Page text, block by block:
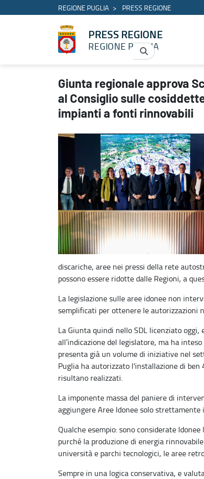
REGIONE PUGLIA PRESS REGIONE
PRESS REGIONE
REGIONE PUGLIA
Giunta regionale approva Schema Disegno di Legge da
Giunta regionale approva
al Consiglio sulle
impianti a fonti rinnovabili
discariche, aree nei pressi della rete
possono essere ridotte dalle Regioni, a
La legislazione sulle aree idonee non
semplificati per ottenere le autorizzazioni
La Giunta quindi nello SDL licenziato
all’indicazione del legislatore, ma ha
presenta già un volume di iniziative nel
Puglia ha autorizzato l'installazione di
risultano realizzati.
La imponente massa del paniere di
aggiungere Aree Idonee solo strettamente
Qualche esempio: sono considerate
purché la produzione di energia
università e parchi tecnologici, le aree
Sempre in una logica conservativa, e